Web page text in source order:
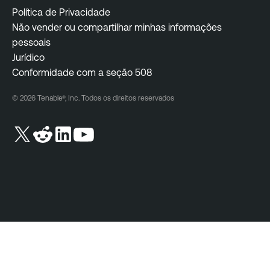
Política de Privacidade
Não vender ou compartilhar minhas informações
pessoais
Jurídico
Conformidade com a seção 508
© 2026 Tenable®, Inc. Todos os direitos reservados